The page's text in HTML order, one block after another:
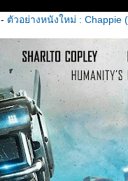
ตัวอย่างหนังใหม่ :